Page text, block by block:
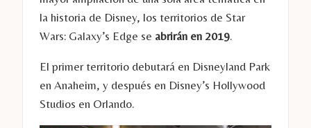
la historia de Disney, los territorios de Star
Wars: Galaxy’s Edge se abrirán en 2019.
El primer territorio debutará en Disneyland Park
en Anaheim, y después en Disney’s Hollywood
Studios en Orlando.